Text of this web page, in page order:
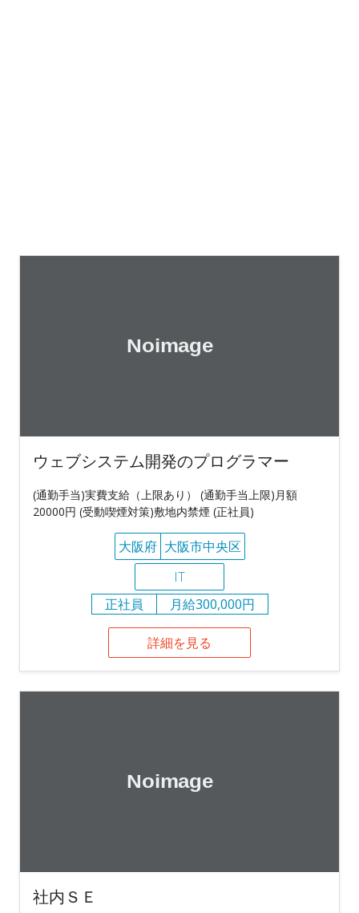
ウェブシステム開発のプログラマー
(通勤手当)実費支給（上限あり） (通勤手当上限)月額
20000円 (受動喫煙対策)敷地内禁煙 (正社員)
大阪府 大阪市中央区
IT
正社員
月給300,000円
詳細を見る
社内ＳＥ